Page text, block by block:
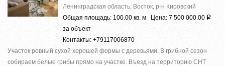
Ленинградская область, Восток, р-н Кировский
Общая площадь: 100.00 кв. м Цена: 7 500 000.00 Р
за объект
Контакты: +79117006870
Участок ровный сухой хорошей формы с деревьями. В грибной сезон
собираем белые грибы прямо на участке. Въезд на территорию СНТ